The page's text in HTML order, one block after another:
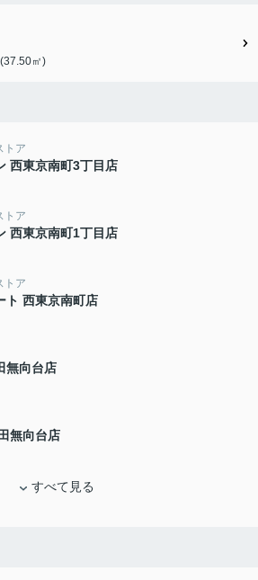
㎡)
トア
西東京南町3丁目店
トア
西東京南町1丁目店
トア
ト 西東京南町店
無向台店
無向台店
すべて見る